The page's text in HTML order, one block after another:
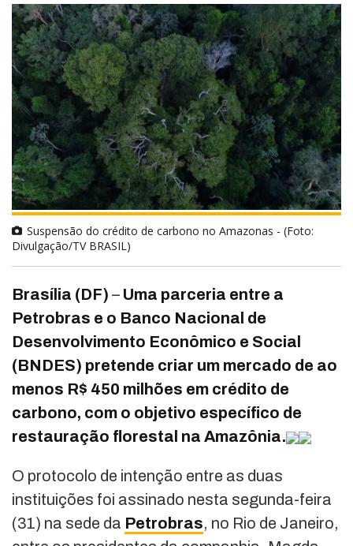
Suspensão do crédito de carbono no Amazonas - (Foto:
Divulgação/TV BRASIL)
Brasília (DF) – Uma parceria entre a
Petrobras e o Banco Nacional de
Desenvolvimento Econômico e Social
(BNDES) pretende criar um mercado de ao
menos R$ 450 milhões em crédito de
carbono, com o objetivo específico de
restauração florestal na Amazônia.
O protocolo de intenção entre as duas
instituições foi assinado nesta segunda-feira
(31) na sede da Petrobras, no Rio de Janeiro,